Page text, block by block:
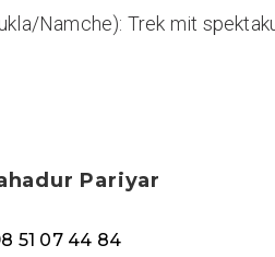
Namche): Trek mit
Pariyar
51 07 44 84